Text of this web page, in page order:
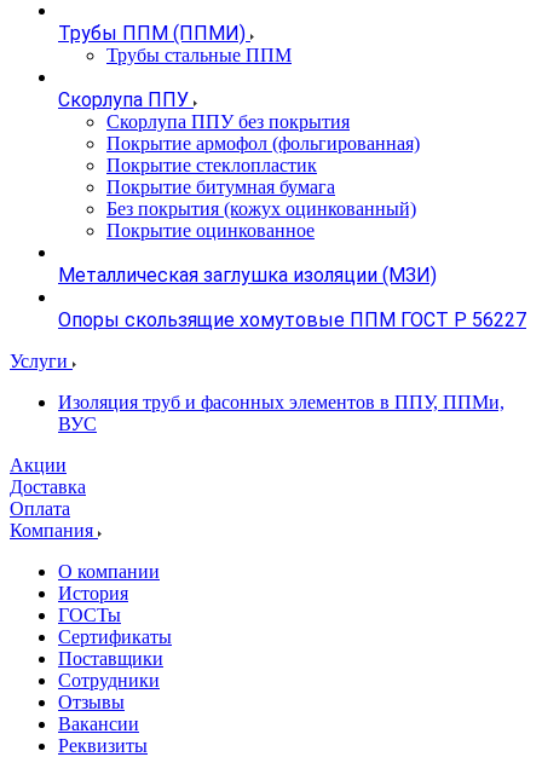
Трубы ППМ (ППМИ)
Трубы стальные ППМ
Скорлупа ППУ
Скорлупа ППУ без покрытия
Покрытие армофол (фольгированная)
Покрытие стеклопластик
Покрытие битумная бумага
Без покрытия (кожух оцинкованный)
Покрытие оцинкованное
Металлическая заглушка изоляции (МЗИ)
Опоры скользящие хомутовые ППМ ГОСТ Р 56227
Услуги
Изоляция труб и фасонных элементов в ППУ, ППМи,
ВУС
Акции
Доставка
Оплата
Компания
О компании
История
ГОСТы
Сертификаты
Поставщики
Сотрудники
Отзывы
Вакансии
Реквизиты